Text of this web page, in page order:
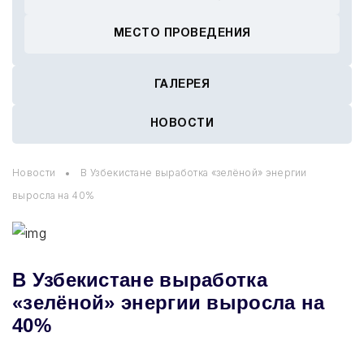
МЕСТО ПРОВЕДЕНИЯ
ГАЛЕРЕЯ
НОВОСТИ
Новости
В Узбекистане выработка «зелёной» энергии
выросла на 40%
В Узбекистане выработка
«зелёной» энергии выросла на
40%